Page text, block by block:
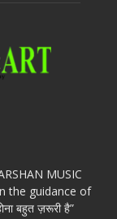
MUSIC
the guidance of
बहुत ज़रूरी है”